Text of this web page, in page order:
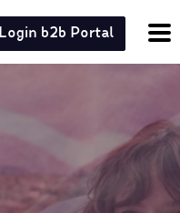
Login b2b Portal